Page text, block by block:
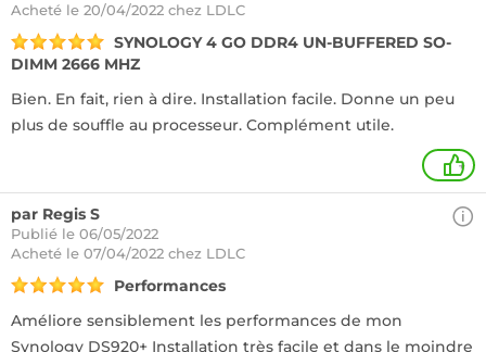
Acheté le 20/04/2022 chez LDLC
SYNOLOGY 4 GO DDR4 UN-BUFFERED SO-
DIMM 2666 MHZ
Bien. En fait, rien à dire. Installation facile. Donne un peu
plus de souffle au processeur. Complément utile.
+
par Regis S
Publié le 06/05/2022
Acheté le 07/04/2022 chez LDLC
Performances
Améliore sensiblement les performances de mon
Synology DS920+ Installation très facile et dans le moindre